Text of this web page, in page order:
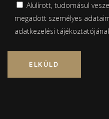
Alulírott, tudomásul
megadott személyes
adatkezelési
Please leave this field empty.